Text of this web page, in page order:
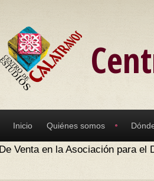
Inicio Quiénes somos
De Venta en la Asociación para